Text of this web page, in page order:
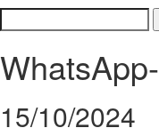
15/10/2024